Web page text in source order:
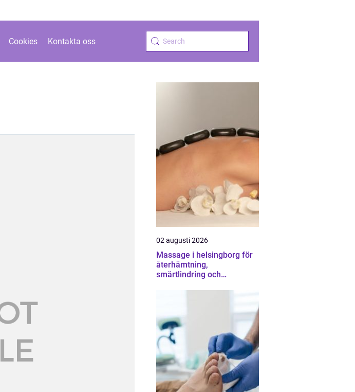
Cookies Kontakta oss
02 augusti 2026
Massage i helsingborg för
återhämtning,
smärtlindring och